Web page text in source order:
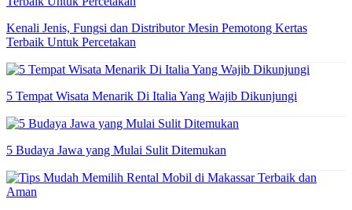
Kenali Jenis, Fungsi dan Distributor Mesin Pemotong Kertas
Terbaik Untuk Percetakan
5 Tempat Wisata Menarik Di Italia Yang Wajib Dikunjungi
5 Budaya Jawa yang Mulai Sulit Ditemukan